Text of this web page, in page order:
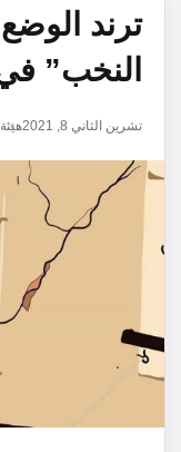
ترند
النخب”
تشرين الثاني 8, 2021